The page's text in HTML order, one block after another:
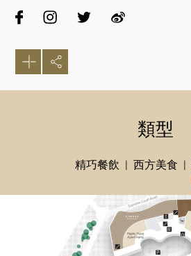
類型
精巧餐飲 西方美食